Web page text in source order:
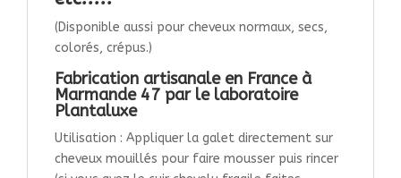
(Disponible aussi pour cheveux normaux, secs,
colorés, crépus.)
Fabrication artisanale en France à
Marmande 47 par le laboratoire
Plantaluxe
Utilisation : Appliquer la galet directement sur
cheveux mouillés pour faire mousser puis rincer